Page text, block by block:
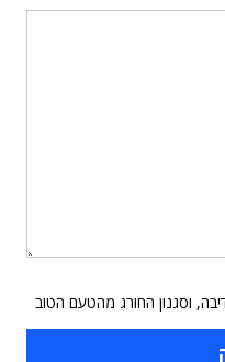
וסגנון החורג מהטעם הטוב